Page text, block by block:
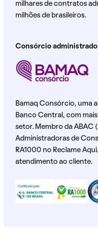
milhares de contratos
milhões de brasileiros.
Consórcio administrado
Bamaq Consórcio, uma
Banco Central, com
setor. Membro da ABAC
Administradoras de
RA1000 no Reclame
atendimento ao cliente.